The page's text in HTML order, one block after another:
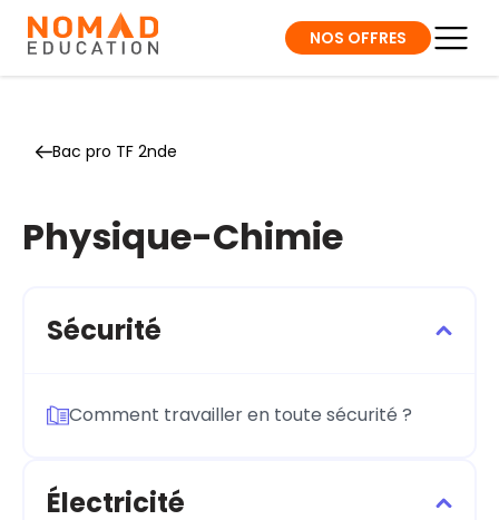
NOS OFFRES
Bac pro TF 2nde
Physique-Chimie
Sécurité
Comment travailler en toute sécurité ?
Électricité